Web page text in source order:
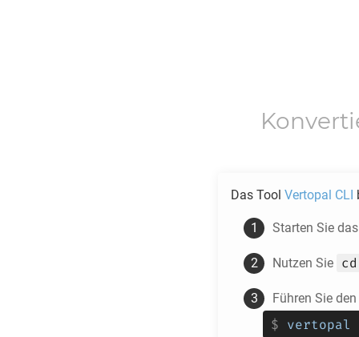
Das Tool Vertopal CLI
Starten Sie
Nutzen Sie cd
Führen Sie
$ vertopal